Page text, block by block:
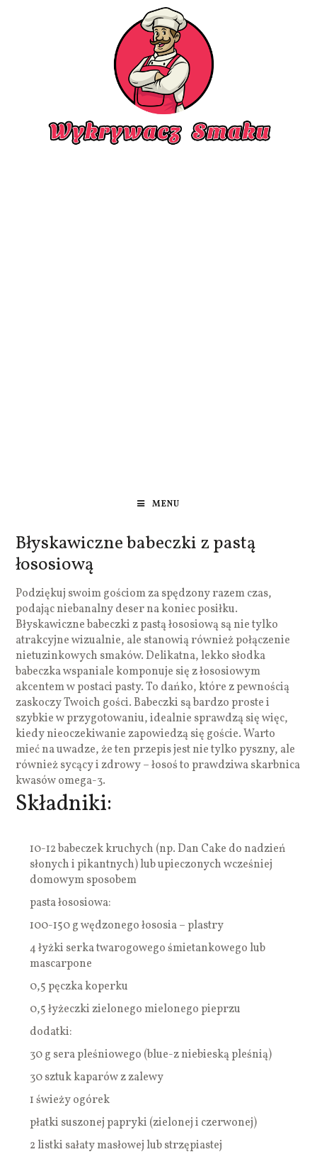
MENU
Błyskawiczne babeczki z pastą
łososiową
Podziękuj swoim gościom za spędzony razem czas,
podając niebanalny deser na koniec posiłku.
Błyskawiczne babeczki z pastą łososiową są nie tylko
atrakcyjne wizualnie, ale stanowią również połączenie
nietuzinkowych smaków. Delikatna, lekko słodka
babeczka wspaniale komponuje się z łososiowym
akcentem w postaci pasty. To dańko, które z pewnością
zaskoczy Twoich gości. Babeczki są bardzo proste i
szybkie w przygotowaniu, idealnie sprawdzą się więc,
kiedy nieoczekiwanie zapowiedzą się goście. Warto
mieć na uwadze, że ten przepis jest nie tylko pyszny, ale
również sycący i zdrowy – łosoś to prawdziwa skarbnica
kwasów omega-3.
Składniki:
10-12 babeczek kruchych (np. Dan Cake do nadzień
słonych i pikantnych) lub upieczonych wcześniej
domowym sposobem
pasta łososiowa:
100-150 g wędzonego łososia – plastry
4 łyżki serka twarogowego śmietankowego lub
mascarpone
0,5 pęczka koperku
0,5 łyżeczki zielonego mielonego pieprzu
dodatki:
30 g sera pleśniowego (blue-z niebieską pleśnią)
30 sztuk kaparów z zalewy
1 świeży ogórek
płatki suszonej papryki (zielonej i czerwonej)
2 listki sałaty masłowej lub strzępiastej